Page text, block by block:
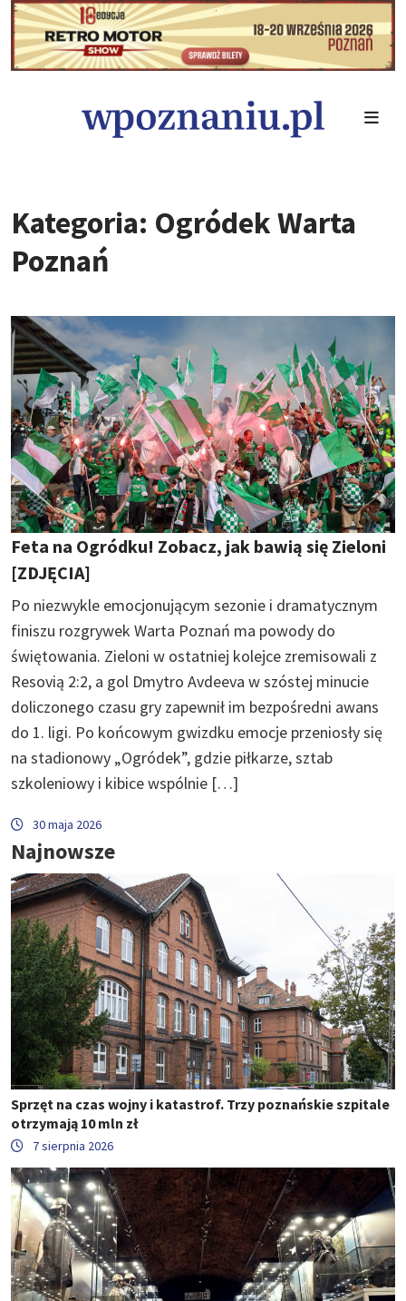
Kategoria: Ogródek Warta
Poznań
Feta na Ogródku! Zobacz, jak bawią się Zieloni
[ZDJĘCIA]
Po niezwykle emocjonującym sezonie i dramatycznym
finiszu rozgrywek Warta Poznań ma powody do
świętowania. Zieloni w ostatniej kolejce zremisowali z
Resovią 2:2, a gol Dmytro Avdeeva w szóstej minucie
doliczonego czasu gry zapewnił im bezpośredni awans
do 1. ligi. Po końcowym gwizdku emocje przeniosły się
na stadionowy „Ogródek”, gdzie piłkarze, sztab
szkoleniowy i kibice wspólnie […]
30 maja 2026
Najnowsze
Sprzęt na czas wojny i katastrof. Trzy poznańskie szpitale
otrzymają 10 mln zł
7 sierpnia 2026